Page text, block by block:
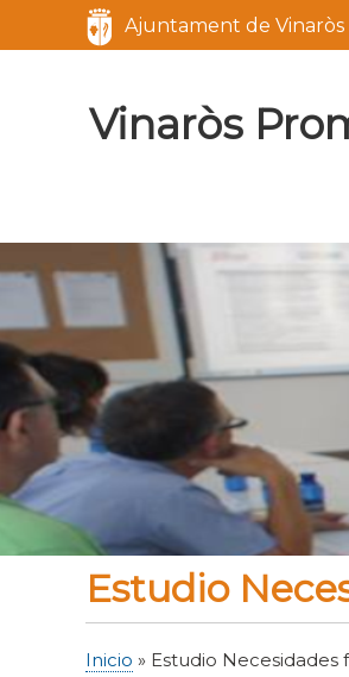
Ajuntament de Vinaròs
Marca del sitio
Vinaròs
Estudio
Inicio Estudio Necesidades